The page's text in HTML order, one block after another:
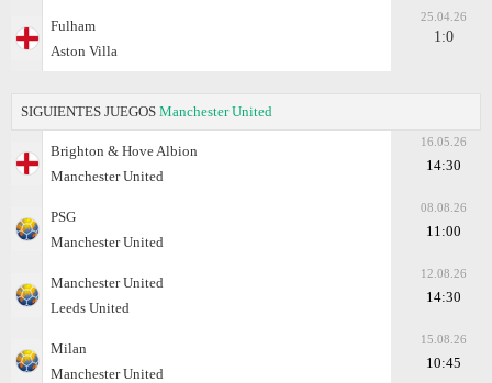
Fulham
Aston Villa
25.04.26
1:0
SIGUIENTES JUEGOS Manchester United
Brighton & Hove Albion
Manchester United
16.05.26
14:30
PSG
Manchester United
08.08.26
11:00
Manchester United
Leeds United
12.08.26
14:30
Milan
Manchester United
15.08.26
10:45